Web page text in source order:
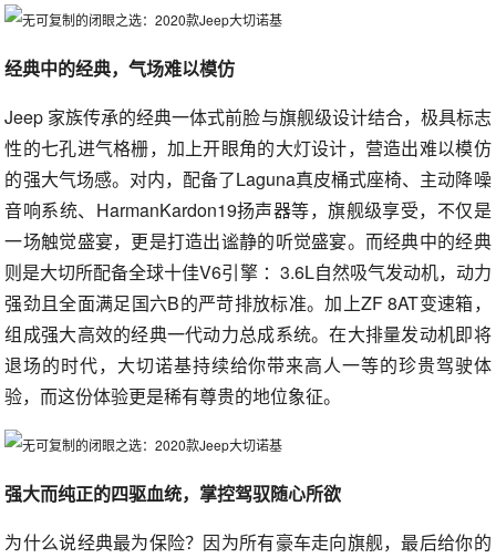
经典中的经典，气场难以模仿
Jeep 家族传承的经典一体式前脸与旗舰级设计结合，极具标志
性的七孔进气格栅，加上开眼角的大灯设计，营造出难以模仿
的强大气场感。对内，配备了Laguna真皮桶式座椅、主动降噪
音响系统、HarmanKardon19扬声器等，旗舰级享受，不仅是
一场触觉盛宴，更是打造出谧静的听觉盛宴。而经典中的经典
则是大切所配备全球十佳V6引擎 ：3.6L自然吸气发动机，动力
强劲且全面满足国六B的严苛排放标准。加上ZF 8AT变速箱，
组成强大高效的经典一代动力总成系统。在大排量发动机即将
退场的时代，大切诺基持续给你带来高人一等的珍贵驾驶体
验，而这份体验更是稀有尊贵的地位象征。
强大而纯正的四驱血统，掌控驾驭随心所欲
为什么说经典最为保险？因为所有豪车走向旗舰，最后给你的